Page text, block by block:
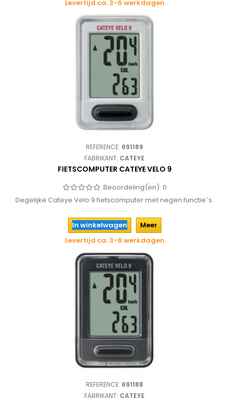
Levertijd ca. 3-6 werkdagen
REFERENCE: 691189
FABRIKANT: CATEYE
FIETSCOMPUTER CATEYE VELO 9
Beoordeling(en): 0
Degelijke Cateye Velo 9 fietscomputer met negen functie´s.
In winkelwagen
Meer
Levertijd ca. 3-6 werkdagen
REFERENCE: 691188
FABRIKANT: CATEYE